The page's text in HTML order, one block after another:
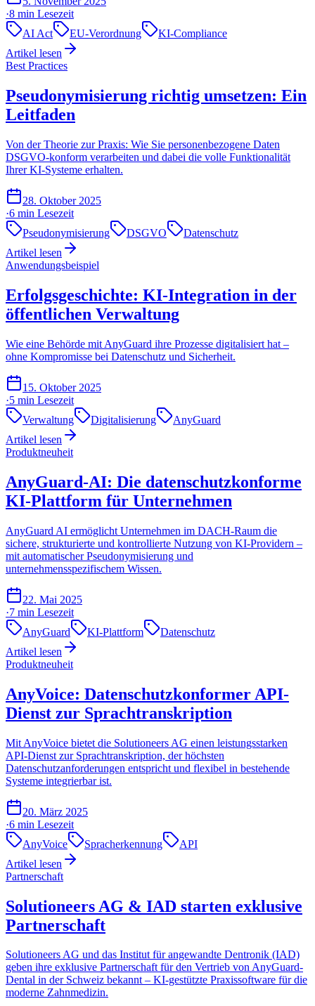
·8 min Lesezeit
AI Act
EU-Verordnung
KI-Compliance
Artikel lesen
Best Practices
Pseudonymisierung richtig umsetzen: Ein
Leitfaden
Von der Theorie zur Praxis: Wie Sie personenbezogene Daten
DSGVO-konform verarbeiten und dabei die volle Funktionalität
Ihrer KI-Systeme erhalten.
28. Oktober 2025
·6 min Lesezeit
Pseudonymisierung
DSGVO
Datenschutz
Artikel lesen
Anwendungsbeispiel
Erfolgsgeschichte: KI-Integration in der
öffentlichen Verwaltung
Wie eine Behörde mit AnyGuard ihre Prozesse digitalisiert hat –
ohne Kompromisse bei Datenschutz und Sicherheit.
15. Oktober 2025
·5 min Lesezeit
Verwaltung
Digitalisierung
AnyGuard
Artikel lesen
Produktneuheit
AnyGuard-AI: Die datenschutzkonforme
KI-Plattform für Unternehmen
AnyGuard AI ermöglicht Unternehmen im DACH-Raum die
sichere, strukturierte und kontrollierte Nutzung von KI-Providern –
mit automatischer Pseudonymisierung und
unternehmensspezifischem Wissen.
22. Mai 2025
·7 min Lesezeit
AnyGuard
KI-Plattform
Datenschutz
Artikel lesen
Produktneuheit
AnyVoice: Datenschutzkonformer API-
Dienst zur Sprachtranskription
Mit AnyVoice bietet die Solutioneers AG einen leistungsstarken
API-Dienst zur Sprachtranskription, der höchsten
Datenschutzanforderungen entspricht und flexibel in bestehende
Systeme integrierbar ist.
20. März 2025
·6 min Lesezeit
AnyVoice
Spracherkennung
API
Artikel lesen
Partnerschaft
Solutioneers AG & IAD starten exklusive
Partnerschaft
Solutioneers AG und das Institut für angewandte Dentronik (IAD)
geben ihre exklusive Partnerschaft für den Vertrieb von AnyGuard-
Dental in der Schweiz bekannt – KI-gestützte Praxissoftware für die
moderne Zahnmedizin.